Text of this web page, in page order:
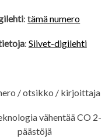
:tämä numero
: Siivet-digilehti
/ otsikko / kirjoittaja
vähentää CO 2-
päästöjä